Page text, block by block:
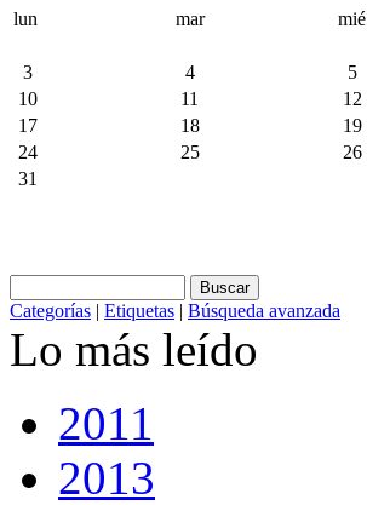
lun mar mié
3 4 5
10
11 12
17
18 19
24
25 26
31
Categorías | Etiquetas | Búsqueda avanzada
Lo más leído
2011
2013